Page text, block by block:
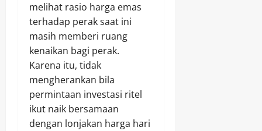
melihat rasio harga emas
terhadap perak saat ini
masih memberi ruang
kenaikan bagi perak.
Karena itu, tidak
mengherankan bila
permintaan investasi ritel
ikut naik bersamaan
dengan lonjakan harga hari